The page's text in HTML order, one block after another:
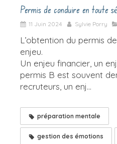
Permis de conduire en toute
11 Juin 2024 Sylvie Porry
L’obtention du permis
enjeu.
Un enjeu financier, un
permis B est souvent
recruteurs, un enj...
préparation mentale
gestion des émotions